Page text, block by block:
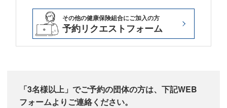
その他の健康保険組合にご加入の方
予約リクエストフォーム
「3名様以上」でご予約の団体の方は、下記WEB
フォームよりご連絡ください。